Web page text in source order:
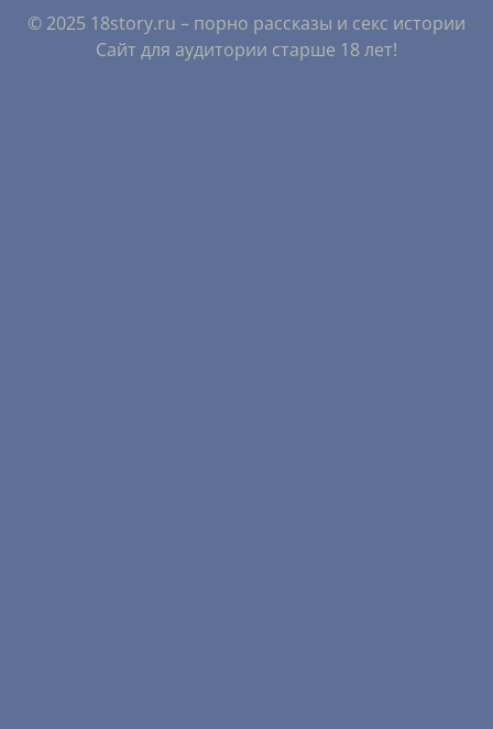
© 2025 18story.ru – порно рассказы и секс истории
Сайт для аудитории старше 18 лет!